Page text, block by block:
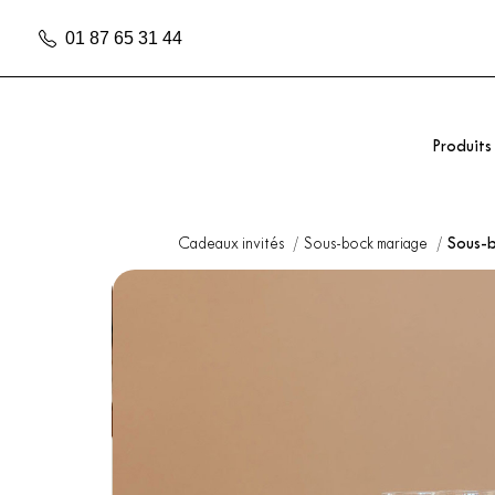
01 87 65 31 44
Produits
Cadeaux invités Sous-bock mariage Sous-